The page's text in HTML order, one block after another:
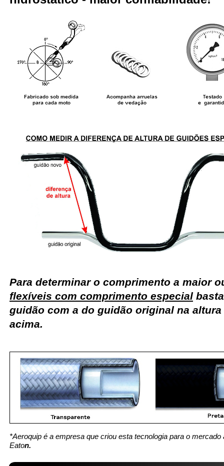
Para determinar o comprimento a maior
flexíveis com comprimento especial
guidão com a do guidão original na
acima.
*Aeroquip é a empresa que criou esta tecnologia para o
Eaton.